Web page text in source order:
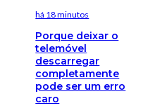
há 18 minutos
Porque deixar o
telemóvel
descarregar
completamente
pode ser um erro
caro